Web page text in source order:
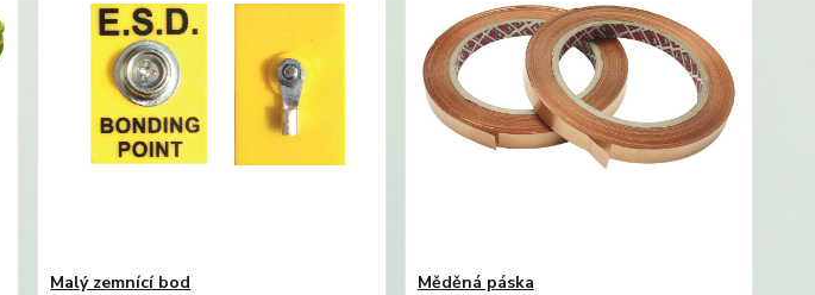
Malý zemnící bod
Měděná páska